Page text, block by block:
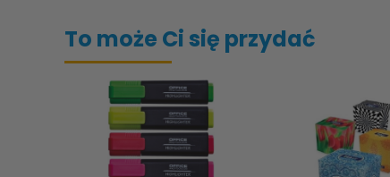
To może Ci się przydać